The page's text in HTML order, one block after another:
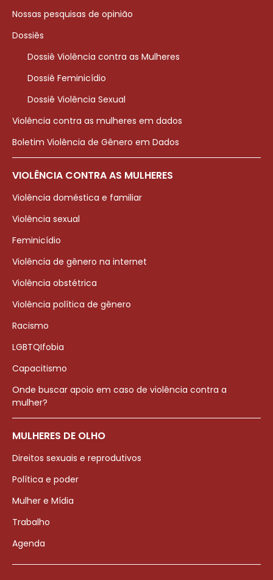
Nossas pesquisas de opinião
Dossiês
Dossiê Violência contra as Mulheres
Dossiê Feminicídio
Dossiê Violência Sexual
Violência contra as mulheres em dados
Boletim Violência de Gênero em Dados
VIOLÊNCIA CONTRA AS MULHERES
Violência doméstica e familiar
Violência sexual
Feminicídio
Violência de gênero na internet
Violência obstétrica
Violência política de gênero
Racismo
LGBTQIfobia
Capacitismo
Onde buscar apoio em caso de violência contra a
mulher?
MULHERES DE OLHO
Direitos sexuais e reprodutivos
Política e poder
Mulher e Mídia
Trabalho
Agenda